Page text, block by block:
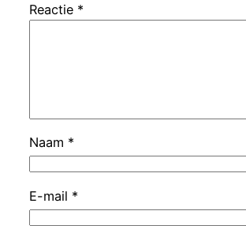
Reactie *
Naam *
E-mail *